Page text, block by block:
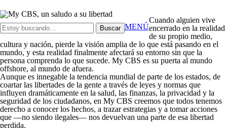
MENÚ
Cuando alguien vive
encerrado en la realidad
de su propio medio,
cultura y nación, pierde la visión amplia de lo que está pasando en el
mundo, y esta realidad finalmente afectará su entorno sin que la
persona comprenda lo que sucede. My CBS es su puerta al mundo
offshore, al mundo de afuera.
Aunque es innegable la tendencia mundial de parte de los estados, de
coartar las libertades de la gente a través de leyes y normas que
influyen dramáticamente en la salud, las finanzas, la privacidad y la
seguridad de los ciudadanos, en My CBS creemos que todos tenemos
derecho a conocer los hechos, a trazar estrategias y a tomar acciones
que —no siendo ilegales— nos devuelvan una parte de esa libertad
perdida.